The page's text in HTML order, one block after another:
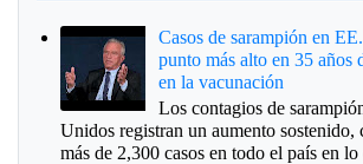
Casos de sarampión en
punto más alto en 35 años
en la vacunación
Los contagios de
Unidos registran un aumento sostenido,
más de 2,300 casos en todo el país en